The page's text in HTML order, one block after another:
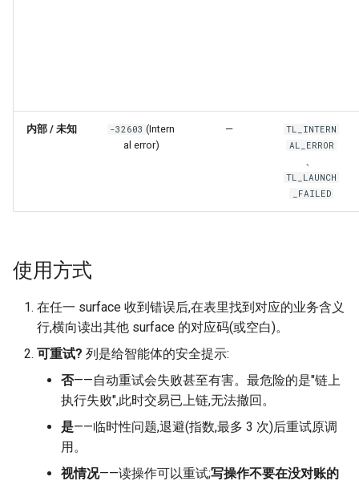
内部 / 未知 -32603 (Intern
al error)
—
TL_INTERN
AL_ERROR
、
TL_LAUNCH
_FAILED
使用方式
在任一 surface 收到错误后,在表里找到对应的业务含义
行,横向读出其他 surface 的对应码(或空白)。
可重试? 列是给智能体的安全提示:
否——自动重试会失败甚至有害。最危险的是"链上
执行失败",此时交易已上链,无法撤回。
是——临时性问题,退避(指数,最多 3 次)后重试原调
用。
视情况——读操作可以重试;写操作不要在没对账的